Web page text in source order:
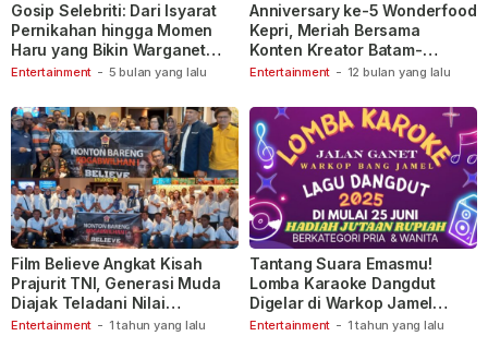
Entertainment - 5 bulan yang lalu
Gosip Selebriti: Dari Isyarat
Pernikahan hingga Momen
Haru yang Bikin Warganet
Berspekulasi
Entertainment - 12 bulan yang lalu
Anniversary ke-5 Wonderfood
Kepri, Meriah Bersama
Konten Kreator Batam-
Tanjungpinang
Entertainment - 1 tahun yang lalu
Film Believe Angkat Kisah
Prajurit TNI, Generasi Muda
Diajak Teladani Nilai
Keberanian
Entertainment - 1 tahun yang lalu
Tantang Suara Emasmu!
Lomba Karaoke Dangdut
Digelar di Warkop Jamel
Ganet